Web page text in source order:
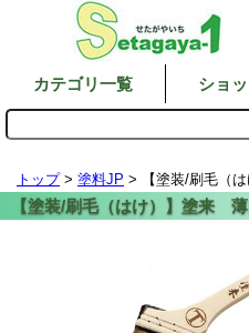
カテゴリ一覧 ショ
トップ> 塗料JP > 【塗装/刷毛（